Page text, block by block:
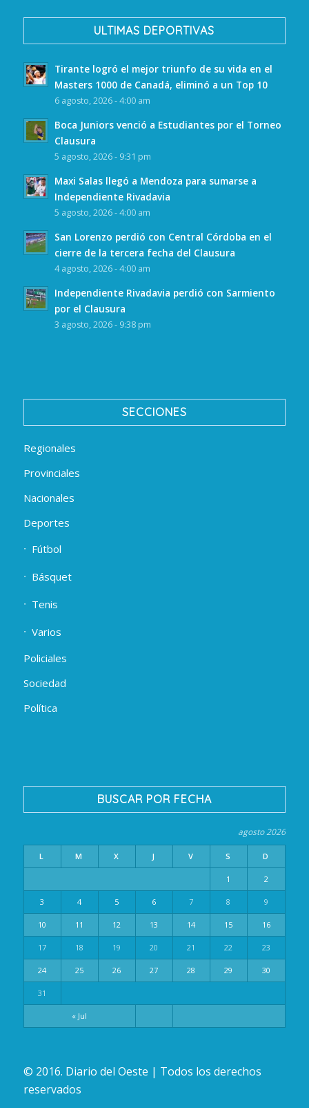
ULTIMAS DEPORTIVAS
Tirante logró el mejor triunfo de su vida en el
Masters 1000 de Canadá, eliminó a un Top 10
6 agosto, 2026 - 4:00 am
Boca Juniors venció a Estudiantes por el Torneo
Clausura
5 agosto, 2026 - 9:31 pm
Maxi Salas llegó a Mendoza para sumarse a
Independiente Rivadavia
5 agosto, 2026 - 4:00 am
San Lorenzo perdió con Central Córdoba en el
cierre de la tercera fecha del Clausura
4 agosto, 2026 - 4:00 am
Independiente Rivadavia perdió con Sarmiento
por el Clausura
3 agosto, 2026 - 9:38 pm
SECCIONES
Regionales
Provinciales
Nacionales
Deportes
Fútbol
Básquet
Tenis
Varios
Policiales
Sociedad
Política
BUSCAR POR FECHA
agosto 2026
L M X J V S D
« Jul
1 2
3 4 5 6 7 8 9
10 11 12 13 14 15 16
17 18 19 20 21 22 23
24 25 26 27 28 29 30
31
© 2016. Diario del Oeste | Todos los derechos
reservados